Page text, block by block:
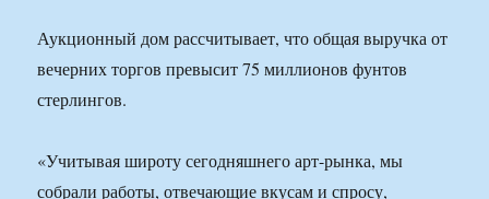
Аукционный дом рассчитывает, что общая выручка от
вечерних торгов превысит 75 миллионов фунтов
стерлингов.
«Учитывая широту сегодняшнего арт-рынка, мы
собрали работы, отвечающие вкусам и спросу,